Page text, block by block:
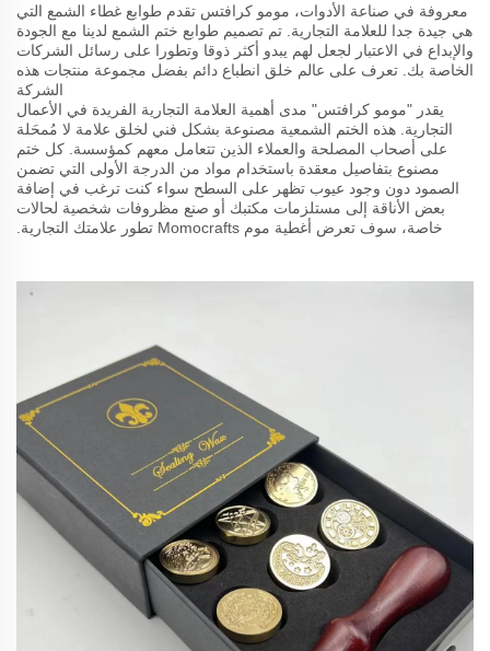
معروفة في صناعة الأدوات، مومو كرافتس تقدم طوابع غطاء الشمع التي
هي جيدة جدا للعلامة التجارية. تم تصميم طوابع ختم الشمع لدينا مع الجودة
والإبداع في الاعتبار لجعل لهم يبدو أكثر ذوقا وتطورا على رسائل الشركات
الخاصة بك. تعرف على عالم خلق انطباع دائم بفضل مجموعة منتجات هذه
الشركة
يقدر "مومو كرافتس" مدى أهمية العلامة التجارية الفريدة في الأعمال
التجارية. هذه الختم الشمعية مصنوعة بشكل فني لخلق علامة لا مُمحَلة
على أصحاب المصلحة والعملاء الذين تتعامل معهم كمؤسسة. كل ختم
مصنوع بتفاصيل معقدة باستخدام مواد من الدرجة الأولى التي تضمن
الصمود دون وجود عيوب تظهر على السطح سواء كنت ترغب في إضافة
بعض الأناقة إلى مستلزمات مكتبك أو صنع مظروفات شخصية لحالات
خاصة، سوف تعرض أغطية موم Momocrafts تطور علامتك التجارية.